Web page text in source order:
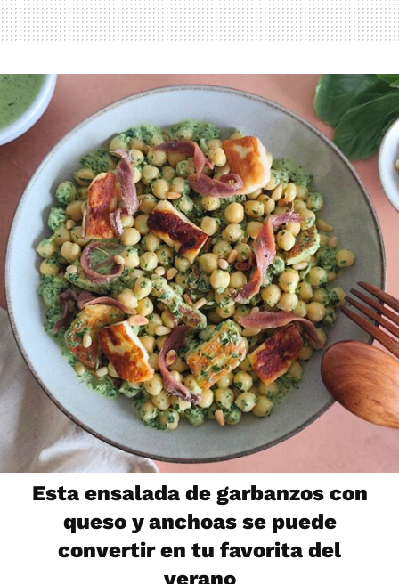
Esta ensalada de garbanzos con
queso y anchoas se puede
convertir en tu favorita del
verano